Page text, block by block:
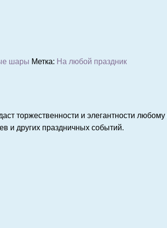
шары Метка: На любой праздник
торжественности и элегантности
и других праздничных событий.